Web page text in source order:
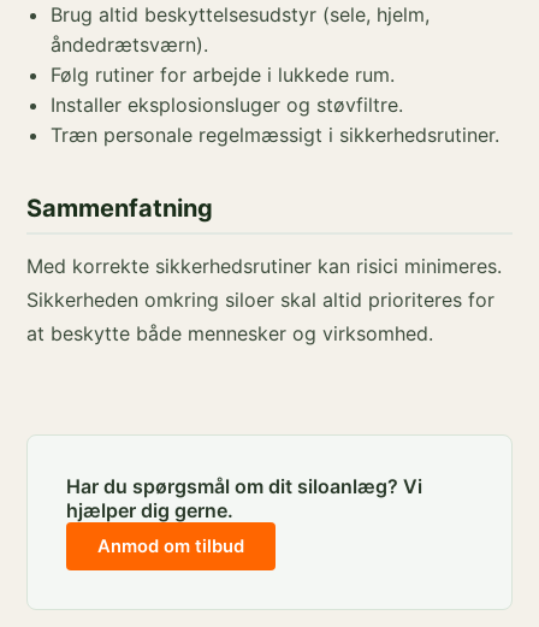
Brug altid beskyttelsesudstyr (sele, hjelm,
åndedrætsværn).
Følg rutiner for arbejde i lukkede rum.
Installer eksplosionsluger og støvfiltre.
Træn personale regelmæssigt i sikkerhedsrutiner.
Sammenfatning
Med korrekte sikkerhedsrutiner kan risici minimeres.
Sikkerheden omkring siloer skal altid prioriteres for
at beskytte både mennesker og virksomhed.
Har du spørgsmål om dit siloanlæg? Vi
hjælper dig gerne.
Anmod om tilbud